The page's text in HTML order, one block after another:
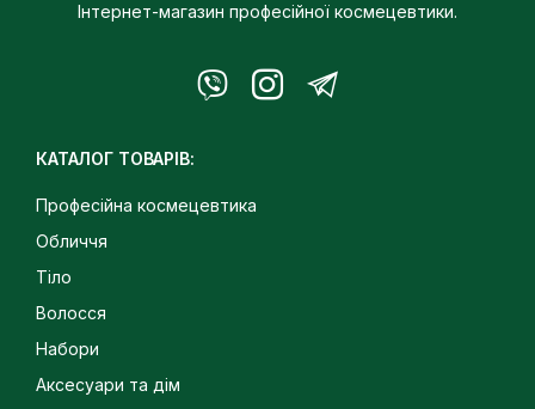
Інтернет-магазин професійної космецевтики.
КАТАЛОГ ТОВАРІВ:
Професійна космецевтика
Обличчя
Тіло
Волосся
Набори
Аксесуари та дім